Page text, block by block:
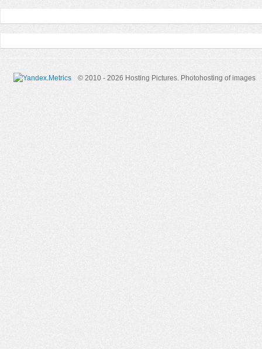
© 2010 - 2026 Hosting Pictures. Photohosting of images